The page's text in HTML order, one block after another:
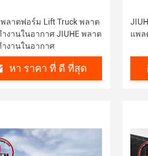
พลาตฟอร์ม Lift Truck พลาต
งานในอากาศ JIUHE พลาต
งานในอากาศ
หา ราคา ที่ ดี ที่สุด
แพล